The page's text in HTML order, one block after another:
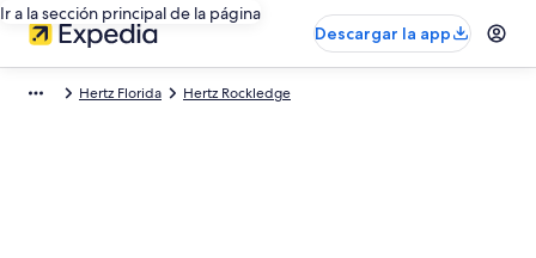
Ir a la sección principal de la página
Descargar la app
Hertz Florida Hertz Rockledge